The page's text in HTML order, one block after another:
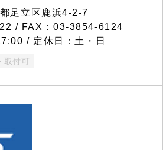
足立区鹿浜4-2-7
/ FAX：03-3854-6124
/ 定休日：土・日
取付可